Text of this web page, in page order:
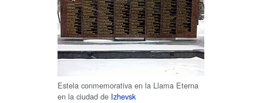
Estela conmemorativa en la Llama Eterna
en la ciudad de Izhevsk